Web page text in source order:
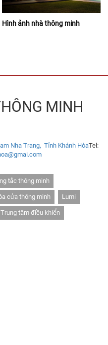
Hình ảnh nhà thông minh
MINH
Nha Trang, Tỉnh Khánh HòaTel:
tắc thông minh
cửa thông minh Lumi
Trung tâm điều khiển